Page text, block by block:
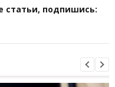
статьи, подпишись: